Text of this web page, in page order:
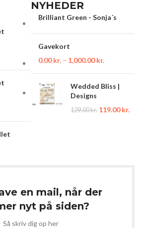
NYHEDER
Brilliant Green - Sonja´s
Gavekort
0.00kr. – 1,000.00kr.
Wedded Bliss |
Designs
129.00kr. 119.00kr.
en mail, når der
nyt på siden?
Så skriv dig op her